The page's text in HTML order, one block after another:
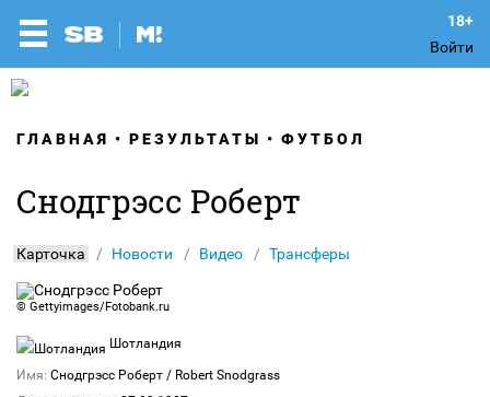
Войти
ГЛАВНАЯ РЕЗУЛЬТАТЫ ФУТБОЛ
Снодгрэсс Роберт
Карточка Новости Видео Трансферы
© Gettyimages/Fotobank.ru
Шотландия
Имя: Снодгрэсс Роберт / Robert Snodgrass